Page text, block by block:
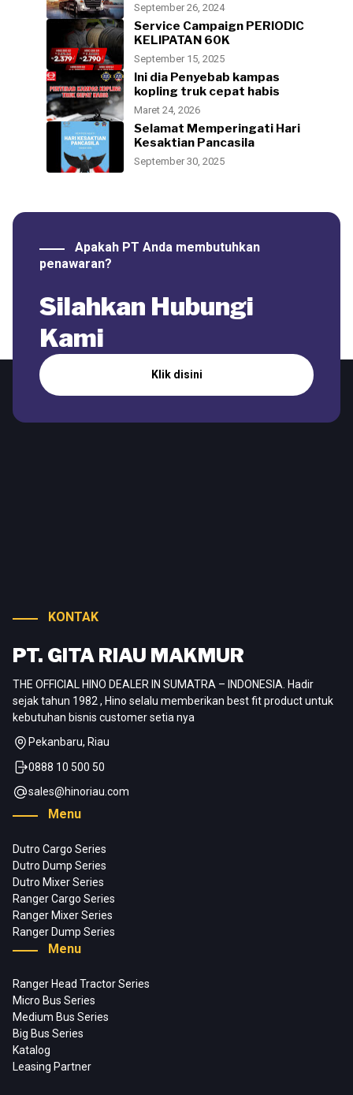
September 26, 2024
Service Campaign PERIODIC
KELIPATAN 60K
September 15, 2025
Ini dia Penyebab kampas
kopling truk cepat habis
Maret 24, 2026
Selamat Memperingati Hari
Kesaktian Pancasila
September 30, 2025
Apakah PT Anda membutuhkan
penawaran?
Silahkan Hubungi
Kami
Klik disini
KONTAK
PT. GITA RIAU MAKMUR
THE OFFICIAL HINO DEALER IN SUMATRA – INDONESIA. Hadir
sejak tahun 1982 , Hino selalu memberikan best fit product untuk
kebutuhan bisnis customer setia nya
Pekanbaru, Riau
0888 10 500 50
sales@hinoriau.com
Menu
Dutro Cargo Series
Dutro Dump Series
Dutro Mixer Series
Ranger Cargo Series
Ranger Mixer Series
Ranger Dump Series
Menu
Ranger Head Tractor Series
Micro Bus Series
Medium Bus Series
Big Bus Series
Katalog
Leasing Partner